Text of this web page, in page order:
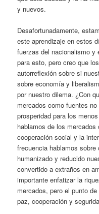
y nuevos.
Desafortunadamente,
este aprendizaje en estos
fuerzas del nacionalismo y
para esto, pero creo que
autorreflexión sobre si
sobre economía y
por nuestro dilema. ¿Con
mercados como fuentes
prosperidad para los
hablamos de los
cooperación social y la
frecuencia hablamos
humanizado y reducido
convertido a extraños en
importante enfatizar la
mercados, pero el punto
paz, cooperación y